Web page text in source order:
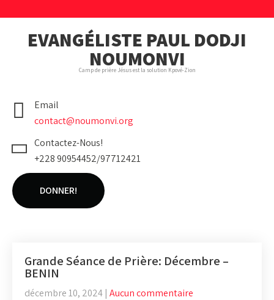
EVANGÉLISTE PAUL DODJI
NOUMONVI
Camp de prière Jésus est la solution Kpové-Zion
Email
contact@noumonvi.org
Contactez-Nous!
+228 90954452/97712421
DONNER!
Grande Séance de Prière: Décembre –
BENIN
décembre 10, 2024 | Aucun commentaire